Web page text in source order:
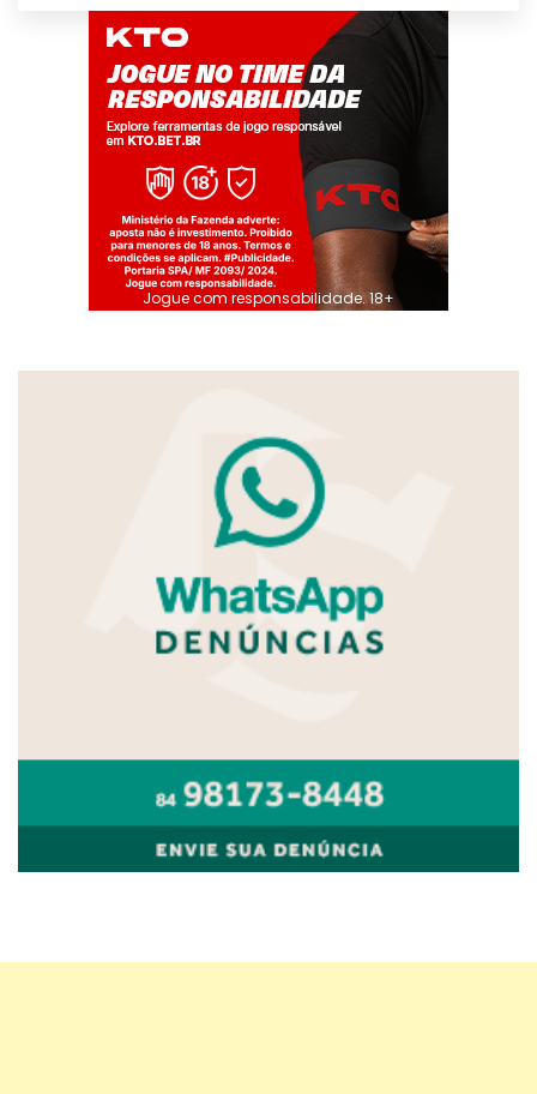
Jogue com responsabilidade. 18+